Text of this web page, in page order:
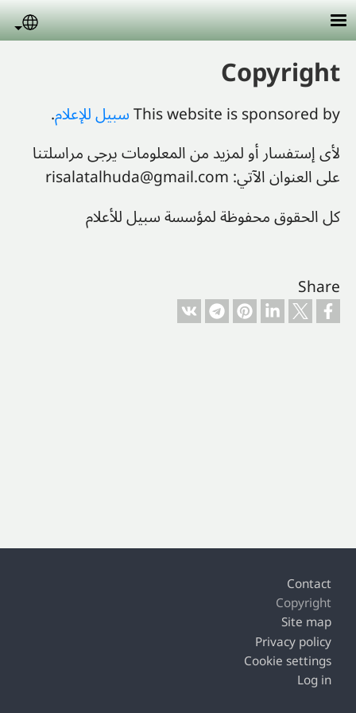
Skip to main content
Copyright
This website is sponsored by سبيل للإعلام.
لأى إستفسار أو لمزيد من المعلومات يرجى مراسلتنا
على العنوان الآتي: risalatalhuda@gmail.com
كل الحقوق محفوظة لمؤسسة سبيل للأعلام
Share
Footer
Contact
Copyright
Site map
Privacy policy
Cookie settings
Log in